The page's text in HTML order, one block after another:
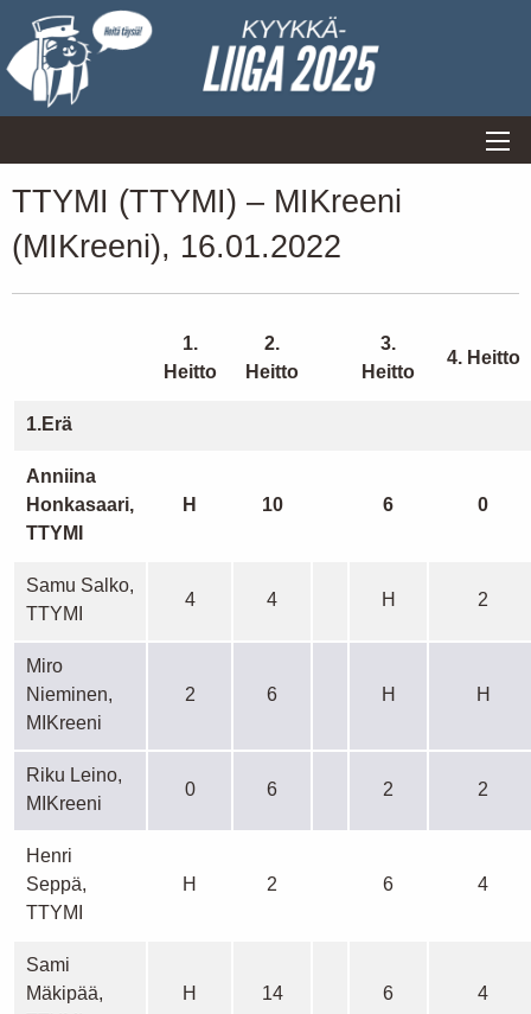
TTYMI (TTYMI) – MIKreeni
(MIKreeni), 16.01.2022
1.
Heitto
2.
Heitto
3.
Heitto
4. Heitto
1.Erä
Anniina
Honkasaari,
TTYMI
H 10 6 0
Samu Salko,
TTYMI
4 4 H 2
Miro
Nieminen,
MIKreeni
2 6 H H
Riku Leino,
MIKreeni
0 6 2 2
Henri
Seppä,
TTYMI
H 2 6 4
Sami
Mäkipää,
H 14 6 4